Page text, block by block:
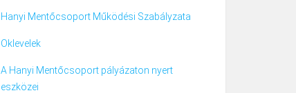
Hanyi Mentőcsoport Működési Szabályzata
Oklevelek
A Hanyi Mentőcsoport pályázaton nyert
eszközei